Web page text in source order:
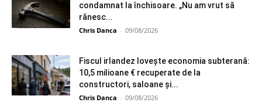
condamnat la închisoare. „Nu am vrut să
rănesc...
Chris Danca - 09/08/2026
Fiscul irlandez lovește economia subterană:
10,5 milioane € recuperate de la
constructori, saloane și...
Chris Danca - 09/08/2026